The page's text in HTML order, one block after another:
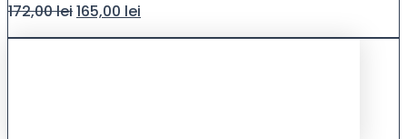
172,00lei165,00 lei